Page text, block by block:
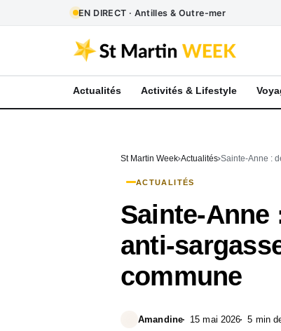
EN DIRECT · Antilles & Outre-mer
Actualités Activités & Lifestyle
St Martin Week Actualités Sainte-Anne :
ACTUALITÉS
Sainte-
anti-
commune
Amandine 15 mai 2026 5 min